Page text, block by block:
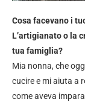
Cosa facevano i
L’artigianato o la
tua famiglia?
Mia nonna, che
cucire e mi aiuta a
come aveva